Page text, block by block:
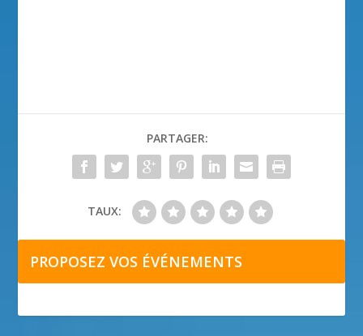
PARTAGER:
TAUX:
PROPOSEZ VOS ÉVÉNEMENTS